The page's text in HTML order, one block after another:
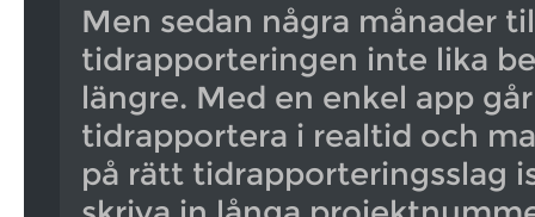
Men sedan några månader
tidrapporteringen inte lika
längre. Med en enkel app
tidrapportera i realtid och
på rätt tidrapporteringsslag